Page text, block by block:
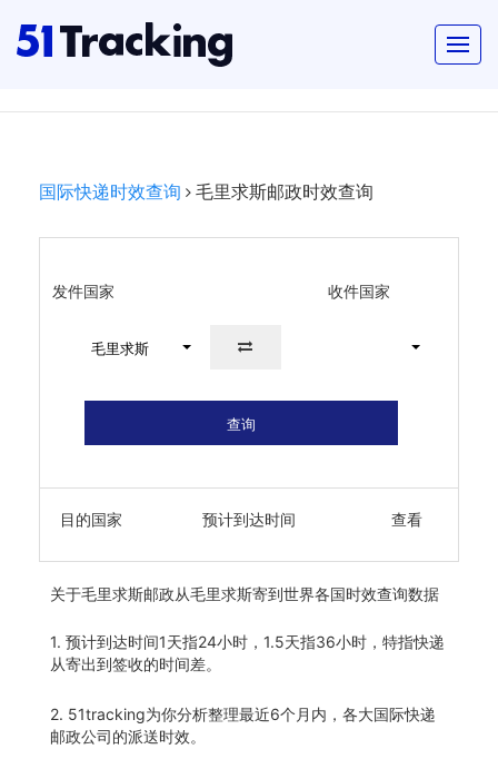
国际快递时效查询 毛里求斯邮政时效查询
发件国家 收件国家
毛里求斯
查询
目的国家 预计到达时间 查看
关于毛里求斯邮政从毛里求斯寄到世界各国时效查询数据
1. 预计到达时间1天指24小时，1.5天指36小时，特指快递
从寄出到签收的时间差。
2. 51tracking为你分析整理最近6个月内，各大国际快递
邮政公司的派送时效。